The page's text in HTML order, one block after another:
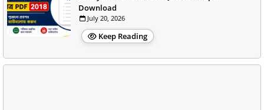
Download
July 20, 2026
Keep Reading